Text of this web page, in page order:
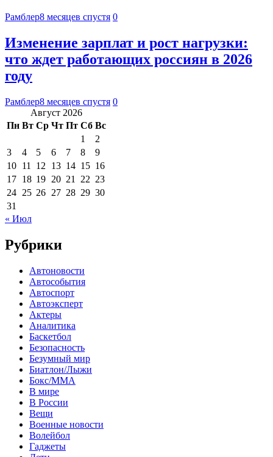
Рамблер8 месяцев спустя 0
Изменение зарплат и рост нагрузки:
что ждет работающих россиян в 2026
году
Рамблер8 месяцев спустя 0
Август 2026
Пн Вт Ср Чт Пт Сб Вс
1
2
3
4 5 6 7 8
9
10 11 12 13 14 15 16
17 18 19 20 21 22 23
24 25 26 27 28 29 30
31
« Июл
Рубрики
Автоновости
Автособытия
Автоспорт
Автоэксперт
Актеры
Аналитика
Баскетбол
Безопасность
Безумный мир
Биатлон/Лыжи
Бокс/MMA
В мире
В России
Вещи
Военные новости
Волейбол
Гаджеты